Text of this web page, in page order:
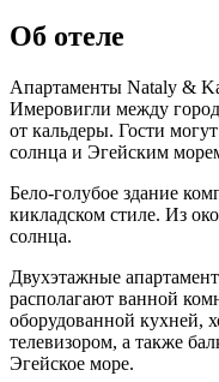
Об отеле
Апартаменты Nataly &
Имеровигли между
от кальдеры. Гости
солнца и Эгейским
Бело-голубое здание
кикладском стиле. Из
солнца.
Двухэтажные
располагают ванной
оборудованной кухней,
телевизором, а также
Эгейское море.